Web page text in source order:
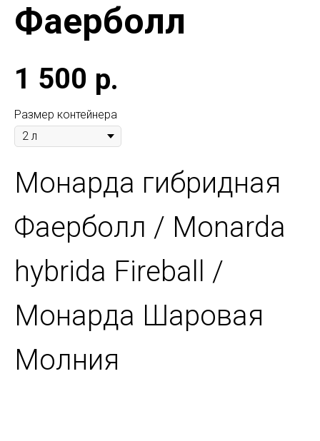
Фаерболл
1 500 р.
Размер контейнера
Монарда гибридная
Фаерболл / Monarda
hybrida Fireball /
Монарда Шаровая
Молния